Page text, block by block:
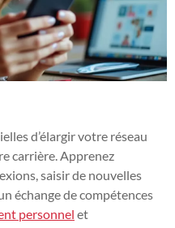
d’élargir votre réseau
carrière. Apprenez
saisir de nouvelles
échange de compétences
personnel et